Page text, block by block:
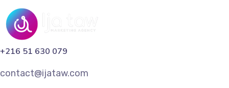
+216 51 630 079
contact@ijataw.com